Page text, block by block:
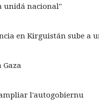
unidá nacional"
en Kirguistán sube a
l'autogobiernu